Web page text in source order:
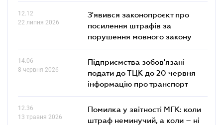
12.12
22 липня 2026
З'явився законопроєкт про
посилення штрафів за
порушення мовного закону
14.06
8 червня 2026
Підприємства зобов'язані
подати до ТЦК до 20 червня
інформацію про транспорт
12.36
13 травня 2026
Помилка у звітності МГК: коли
штраф неминучий, а коли – ні